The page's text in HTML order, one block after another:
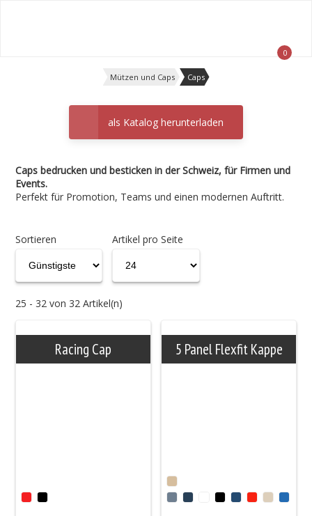
0
Mützen und Caps Caps
als Katalog herunterladen
Caps bedrucken und besticken in der Schweiz, für Firmen und
Events.
Perfekt für Promotion, Teams und einen modernen Auftritt.
Sortieren Artikel pro Seite
25 - 32 von 32 Artikel(n)
Racing Cap 5 Panel Flexfit Kappe